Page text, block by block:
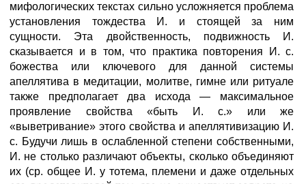
мифологических текстах сильно усложняется проблема
установления тождества И. и стоящей за ним
сущности. Эта двойственность, подвижность И.
сказывается и в том, что практика повторения И. с.
божества или ключевого для данной системы
апеллятива в медитации, молитве, гимне или ритуале
также предполагает два исхода — максимальное
проявление свойства «быть И. с.» или же
«выветривание» этого свойства и апеллятивизацию И.
с. Будучи лишь в ослабленной степени собственными,
И. не столько различают объекты, сколько объединяют
их (ср. общее И. у тотема, племени и даже отдельных